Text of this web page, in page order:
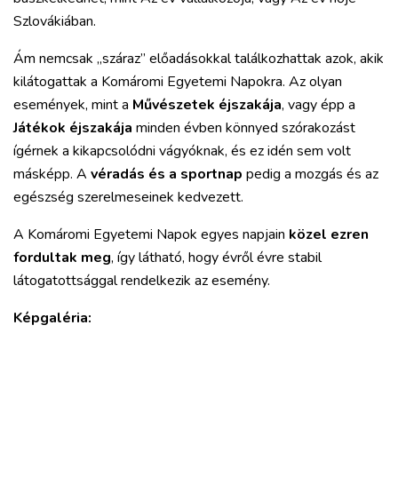
Szlovákiában.
Ám nemcsak „száraz” előadásokkal találkozhattak azok, akik
kilátogattak a Komáromi Egyetemi Napokra. Az olyan
események, mint a Művészetek éjszakája, vagy épp a
Játékok éjszakája minden évben könnyed szórakozást
ígérnek a kikapcsolódni vágyóknak, és ez idén sem volt
másképp. A véradás és a sportnap pedig a mozgás és az
egészség szerelmeseinek kedvezett.
A Komáromi Egyetemi Napok egyes napjain közel ezren
fordultak meg, így látható, hogy évről évre stabil
látogatottsággal rendelkezik az esemény.
Képgaléria: